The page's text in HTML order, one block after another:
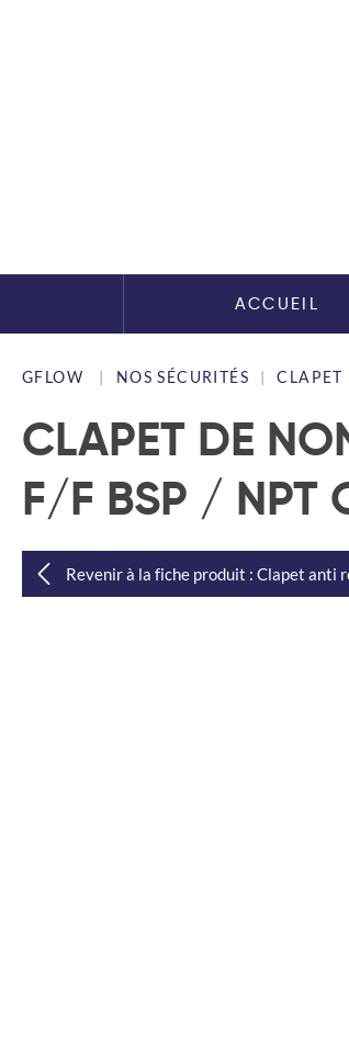
ACCUEIL
GFLOW NOS SÉCURITÉS CLAPET
CLAPET DE
F/F BSP / NPT
Revenir à la fiche produit : Clapet anti